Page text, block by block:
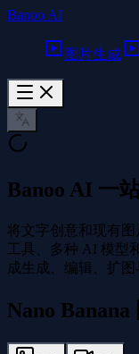
Banoo AI
图片生成
Banoo AI 一
将文字创意和现有图
工具、多种 AI 模型
成生成、编辑、扩图
Nano